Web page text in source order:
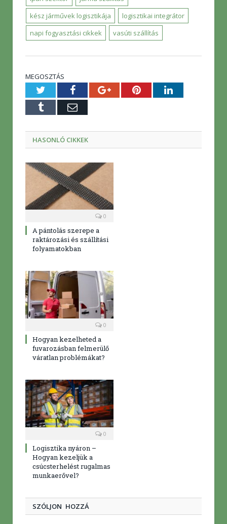
kész járművek logisztikája
logisztikai integrátor
napi fogyasztási cikkek
vasúti szállítás
MEGOSZTÁS
TwitterFacebookGoogle+PinterestLinkedIn
Tumblr E-
HASONLÓ CIKKEK
0
A pántolás szerepe a
raktározási és szállítási
folyamatokban
0
Hogyan kezelheted a
fuvarozásban felmerülő
váratlan problémákat?
0
Logisztika nyáron –
Hogyan kezeljük a
csúcsterhelést rugalmas
munkaerővel?
SZÓLJON HOZZÁ